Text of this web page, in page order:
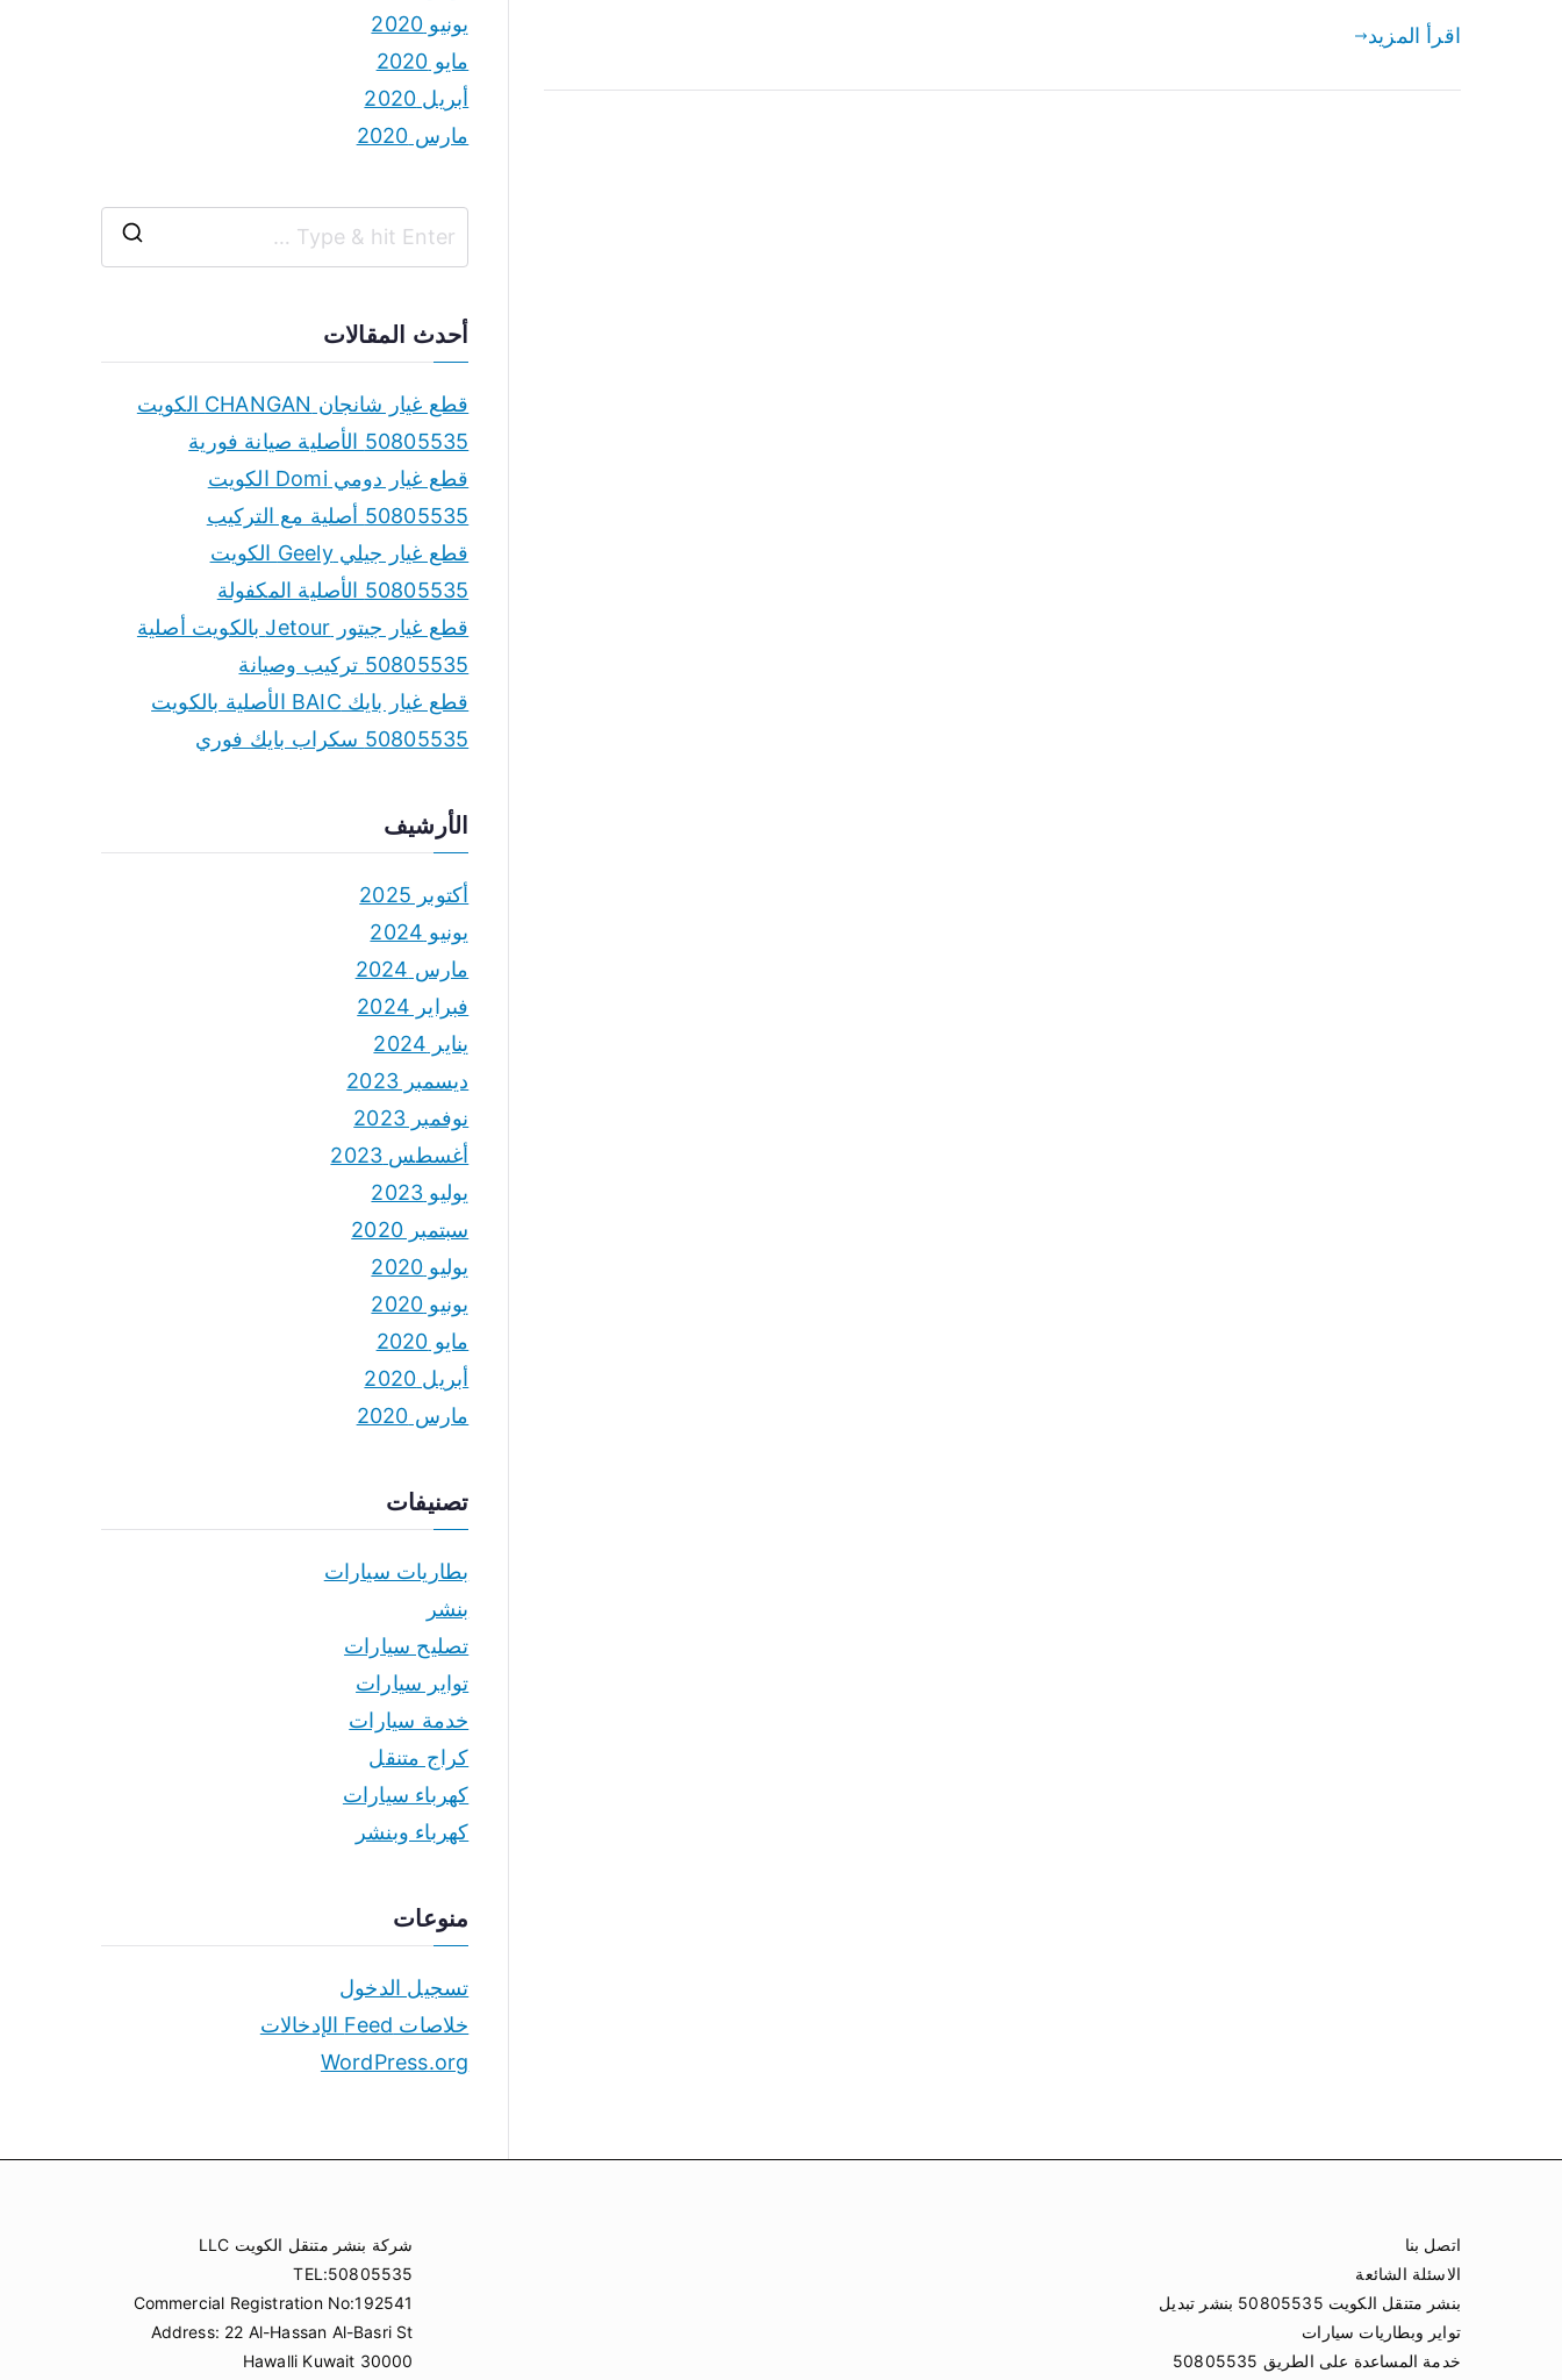
اقرأ المزيد
يونيو 2020
مايو 2020
أبريل 2020
مارس 2020
r
أحدث المقالات
قطع غيار شانجان CHANGAN الكويت
50805535 الأصلية صيانة فورية
قطع غيار دومي Domi الكويت
50805535 أصلية مع التركيب
قطع غيار جيلي Geely الكويت
50805535 الأصلية المكفولة
قطع غيار جيتور Jetour بالكويت أصلية
50805535 تركيب وصيانة
قطع غيار بايك BAIC الأصلية بالكويت
50805535 سكراب بايك فوري
الأرشيف
أكتوبر 2025
يونيو 2024
مارس 2024
فبراير 2024
يناير 2024
ديسمبر 2023
نوفمبر 2023
أغسطس 2023
يوليو 2023
سبتمبر 2020
يوليو 2020
يونيو 2020
مايو 2020
أبريل 2020
مارس 2020
تصنيفات
بطاريات سيارات
بنشر
تصليح سيارات
تواير سيارات
خدمة سيارات
كراج متنقل
كهرباء سيارات
كهرباء وبنشر
منوعات
تسجيل الدخول
خلاصات Feed الإدخالات
WordPress.org
اتصل بنا
الاسئلة الشائعة
بنشر متنقل الكويت 50805535 بنشر تبديل
تواير وبطاريات سيارات
خدمة المساعدة على الطريق 50805535
شركة بنشر متنقل الكويت LLC
TEL:50805535
Commercial Registration No:192541
Address: 22 Al-Hassan Al-Basri St
Hawalli Kuwait 30000